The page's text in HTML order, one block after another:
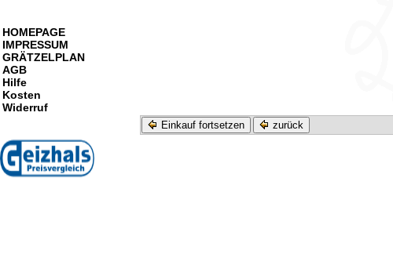
Einkauf fortsetzen zurück
HOMEPAGE
IMPRESSUM
GRÄTZELPLAN
AGB
Hilfe
Kosten
Widerruf